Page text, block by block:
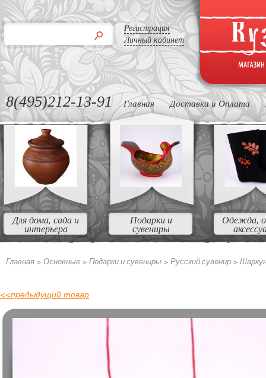
Регистрация
Личный кабинет
8(495)212-13-91 Главная Доставка и Оплата
Для дома, сада и
интерьера
Подарки и
сувениры
Одежда,
Главная > Основные > Подарки и сувениры > Русский сувенир >
<<предыдущий товар